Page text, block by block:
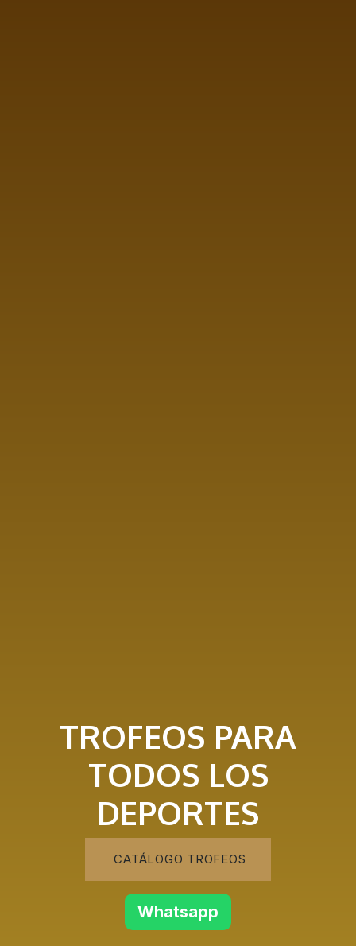
TROFEOS PARA
TODOS LOS
DEPORTES
CATÁLOGO TROFEOS
Whatsapp